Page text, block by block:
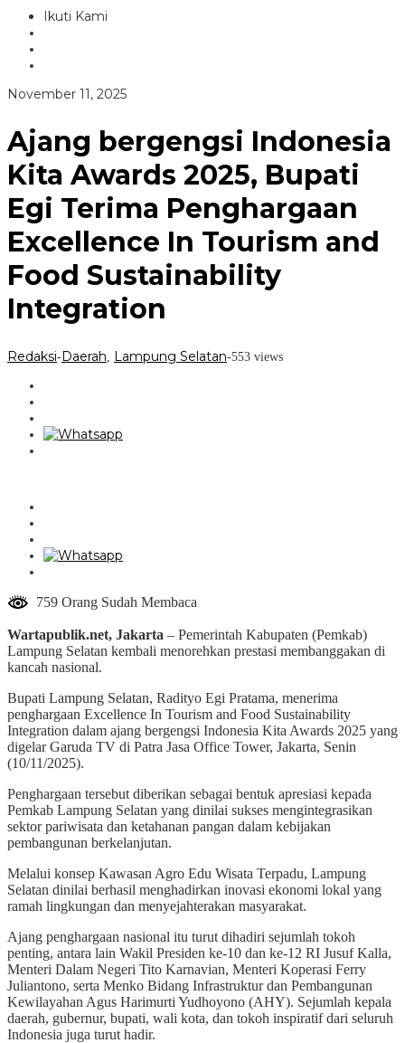
Excellence
In
and
Food
Sustainability
Integration
Ikuti Kami
November 11, 2025oleh
Ajang bergengsi Indonesia
Kita Awards 2025, Bupati
Egi Terima Penghargaan
Excellence In Tourism and
Food Sustainability
Integration
Redaksi-Daerah Lampung Selatan-553 views
759 Orang Sudah Membaca
Wartapublik.net, Jakarta – Pemerintah Kabupaten (Pemkab)
Lampung Selatan kembali menorehkan prestasi membanggakan di
kancah nasional.
Bupati Lampung Selatan, Radityo Egi Pratama, menerima
penghargaan Excellence In Tourism and Food Sustainability
Integration dalam ajang bergengsi Indonesia Kita Awards 2025 yang
digelar Garuda TV di Patra Jasa Office Tower, Jakarta, Senin
(10/11/2025).
Penghargaan tersebut diberikan sebagai bentuk apresiasi kepada
Pemkab Lampung Selatan yang dinilai sukses mengintegrasikan
sektor pariwisata dan ketahanan pangan dalam kebijakan
pembangunan berkelanjutan.
Melalui konsep Kawasan Agro Edu Wisata Terpadu, Lampung
Selatan dinilai berhasil menghadirkan inovasi ekonomi lokal yang
ramah lingkungan dan menyejahterakan masyarakat.
Ajang penghargaan nasional itu turut dihadiri sejumlah tokoh
penting, antara lain Wakil Presiden ke-10 dan ke-12 RI Jusuf Kalla,
Menteri Dalam Negeri Tito Karnavian, Menteri Koperasi Ferry
Juliantono, serta Menko Bidang Infrastruktur dan Pembangunan
Kewilayahan Agus Harimurti Yudhoyono (AHY). Sejumlah kepala
daerah, gubernur, bupati, wali kota, dan tokoh inspiratif dari seluruh
Indonesia juga turut hadir.